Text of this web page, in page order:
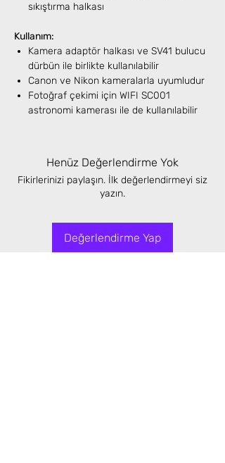
sıkıştırma halkası
Kullanım:
Kamera adaptör halkası ve SV41 bulucu
dürbün ile birlikte kullanılabilir
Canon ve Nikon kameralarla uyumludur
Fotoğraf çekimi için WIFI SC001
astronomi kamerası ile de kullanılabilir
Henüz Değerlendirme Yok
Fikirlerinizi paylaşın. İlk değerlendirmeyi siz
yazın.
Değerlendirme Yap